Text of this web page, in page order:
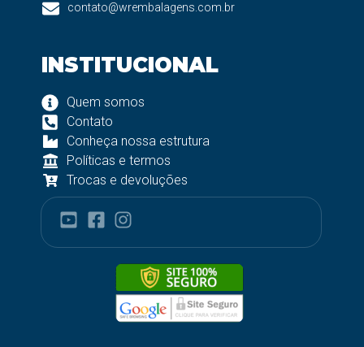
contato@wrembalagens.com.br
INSTITUCIONAL
Quem somos
Contato
Conheça nossa estrutura
Políticas e termos
Trocas e devoluções